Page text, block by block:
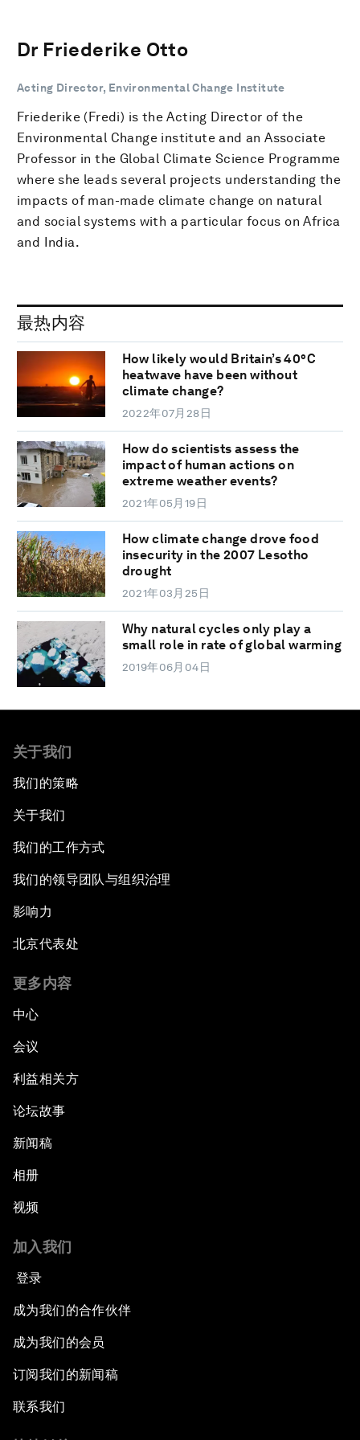
Dr Friederike Otto
Acting Director, Environmental Change Institute
Friederike (Fredi) is the Acting Director of the
Environmental Change institute and an Associate
Professor in the Global Climate Science Programme
where she leads several projects understanding the
impacts of man-made climate change on natural
and social systems with a particular focus on Africa
and India.
最热内容
How likely would Britain’s 40°C
heatwave have been without
climate change?
2022年07月28日
How do scientists assess the
impact of human actions on
extreme weather events?
2021年05月19日
How climate change drove food
insecurity in the 2007 Lesotho
drought
2021年03月25日
Why natural cycles only play a
small role in rate of global warming
2019年06月04日
关于我们
我们的策略
关于我们
我们的工作方式
我们的领导团队与组织治理
影响力
北京代表处
更多内容
中心
会议
利益相关方
论坛故事
新闻稿
相册
视频
加入我们
登录
成为我们的合作伙伴
成为我们的会员
订阅我们的新闻稿
联系我们